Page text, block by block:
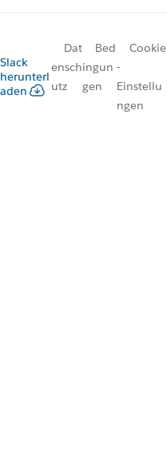
Slack
herunterl
aden
Dat
ensch
utz
Bed
ingun
gen
Cookie
-
Einstellu
ngen